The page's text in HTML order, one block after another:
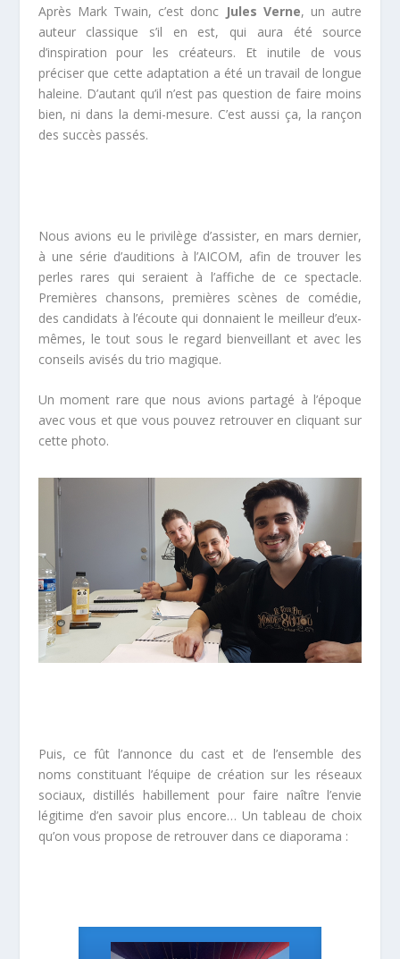
Après Mark Twain, c’est donc Jules Verne, un autre
auteur classique s’il en est, qui aura été source
d’inspiration pour les créateurs. Et inutile de vous
préciser que cette adaptation a été un travail de longue
haleine. D’autant qu’il n’est pas question de faire moins
bien, ni dans la demi-mesure. C’est aussi ça, la rançon
des succès passés.
Nous avions eu le privilège d’assister, en mars dernier,
à une série d’auditions à l’AICOM, afin de trouver les
perles rares qui seraient à l’affiche de ce spectacle.
Premières chansons, premières scènes de comédie,
des candidats à l’écoute qui donnaient le meilleur d’eux-
mêmes, le tout sous le regard bienveillant et avec les
conseils avisés du trio magique.
Un moment rare que nous avions partagé à l’époque
avec vous et que vous pouvez retrouver en cliquant sur
cette photo.
Puis, ce fût l’annonce du cast et de l’ensemble des
noms constituant l’équipe de création sur les réseaux
sociaux, distillés habillement pour faire naître l’envie
légitime d’en savoir plus encore… Un tableau de choix
qu’on vous propose de retrouver dans ce diaporama :